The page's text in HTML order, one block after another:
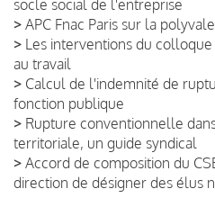
socle social de l'entreprise
> APC Fnac Paris sur la
> Les interventions du
au travail
> Calcul de l'indemnité de
fonction publique
> Rupture conventionnelle
territoriale, un guide syndical
> Accord de composition du
direction de désigner des élus